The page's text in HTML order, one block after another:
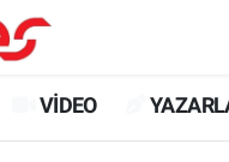
VİDEO
Nöbetçi Eczaneler